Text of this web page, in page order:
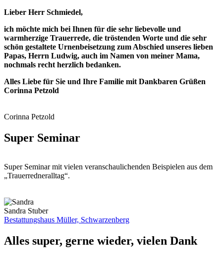
Lieber Herr Schmiedel,
ich möchte mich bei Ihnen für die sehr liebevolle und
warmherzige Trauerrede, die tröstenden Worte und die sehr
schön gestaltete Urnenbeisetzung zum Abschied unseres lieben
Papas, Herrn Ludwig, auch im Namen von meiner Mama,
nochmals recht herzlich bedanken.
Alles Liebe für Sie und Ihre Familie mit Dankbaren Grüßen
Corinna Petzold
Corinna Petzold
Super Seminar
Super Seminar mit vielen veranschaulichenden Beispielen aus dem
„Trauerredneralltag“.
Sandra Stuber
Bestattungshaus Müller, Schwarzenberg
Alles super, gerne wieder, vielen Dank